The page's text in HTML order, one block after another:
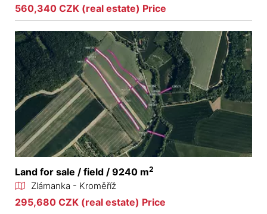
560,340 CZK (real estate) Price
Land for sale / field / 9240 m2
Zlámanka - Kroměříž
295,680 CZK (real estate) Price